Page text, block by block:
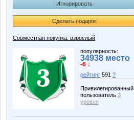
Игнорировать
Сделать подарок
Совместная покупка: взрослый
популярность:
34938 место
-6 ↓
рейтинг 591 ?
Привилегированный
пользователь 3
уровня